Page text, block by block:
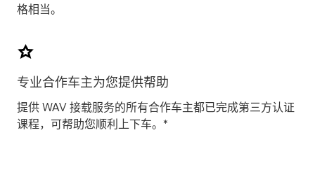
格相当。
专业合作车主为您提供帮助
提供 WAV 接载服务的所有合作车主都已完成第三方认证
课程，可帮助您顺利上下车。*